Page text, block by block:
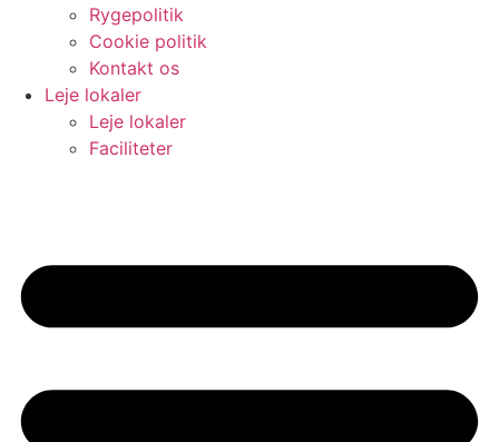
Rygepolitik
Cookie politik
Kontakt os
Leje lokaler
Leje lokaler
Faciliteter